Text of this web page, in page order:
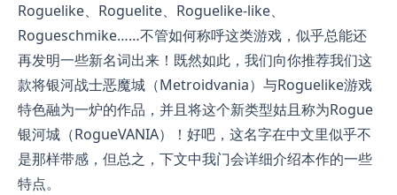
Roguelike、Roguelite、Roguelike-like、
Rogueschmike……不管如何称呼这类游戏，似乎总能还
再发明一些新名词出来！既然如此，我们向你推荐我们这
款将银河战士恶魔城（Metroidvania）与Roguelike游戏
特色融为一炉的作品，并且将这个新类型姑且称为Rogue
银河城（RogueVANIA）！好吧，这名字在中文里似乎不
是那样带感，但总之，下文中我门会详细介绍本作的一些
特点。